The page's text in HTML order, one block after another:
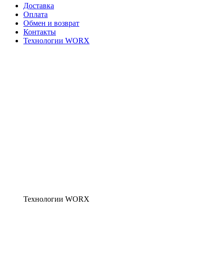
Доставка
Оплата
Обмен и возврат
Контакты
Технологии WORX
Технологии WORX